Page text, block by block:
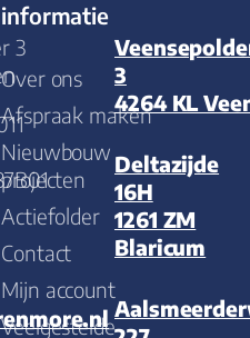
3
informatie
Over ons
Afspraak maken
Nieuwbouw
projecten
Actiefolder
Contact
Mijn account
Veelgestelde
3
4264 KL
Deltazijde
16H
1261 ZM
Blaricum